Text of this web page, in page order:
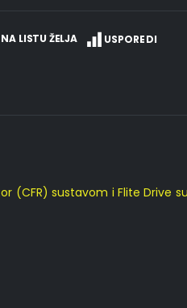
LISTU ŽELJA USPOREDI
(CFR) sustavom i Flite Drive